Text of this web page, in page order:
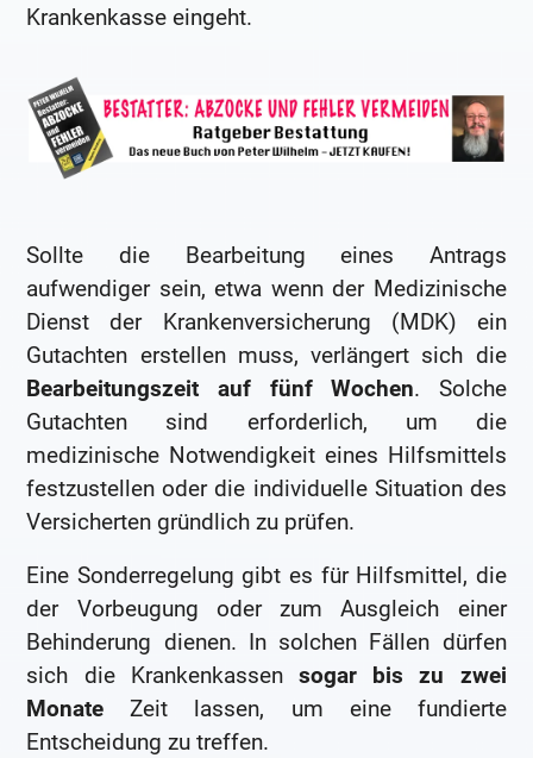
Krankenkasse eingeht.
Sollte die Bearbeitung eines Antrags
aufwendiger sein, etwa wenn der Medizinische
Dienst der Krankenversicherung (MDK) ein
Gutachten erstellen muss, verlängert sich die
Bearbeitungszeit auf fünf Wochen. Solche
Gutachten sind erforderlich, um die
medizinische Notwendigkeit eines Hilfsmittels
festzustellen oder die individuelle Situation des
Versicherten gründlich zu prüfen.
Eine Sonderregelung gibt es für Hilfsmittel, die
der Vorbeugung oder zum Ausgleich einer
Behinderung dienen. In solchen Fällen dürfen
sich die Krankenkassen sogar bis zu zwei
Monate Zeit lassen, um eine fundierte
Entscheidung zu treffen.